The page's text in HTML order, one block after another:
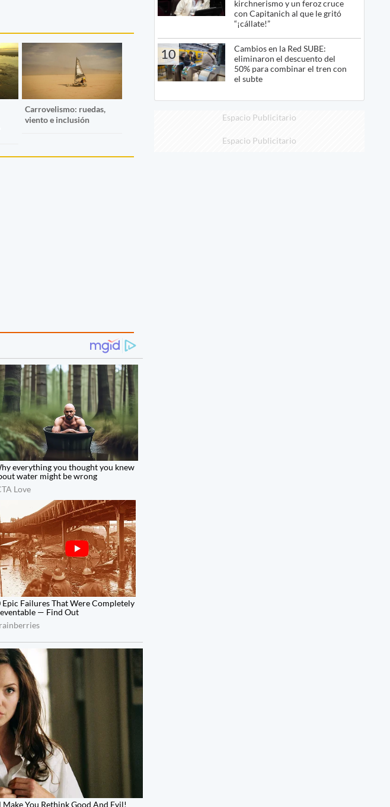
Carrovelismo: ruedas,
viento e inclusión
kirchnerismo y un feroz cruce
con Capitanich al que le gritó
“¡cállate!”
10
Cambios en la Red SUBE:
eliminaron el descuento del
50% para combinar el tren con
el subte
Espacio Publicitario
Espacio Publicitario